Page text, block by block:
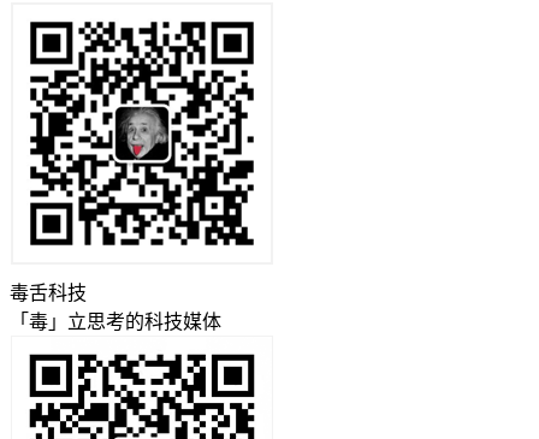
毒舌科技
「毒」立思考的科技媒体